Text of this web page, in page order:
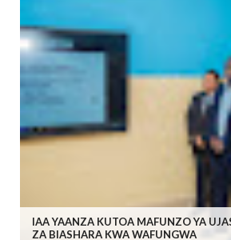
IAA YAANZA KUTOA MAFUNZO YA
ZA BIASHARA KWA WAFUNGWA